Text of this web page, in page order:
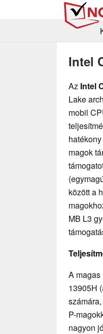
Intel
Az Intel
Lake
mobil
magok
között a
MB L3
A
13905H
P-
nagyon